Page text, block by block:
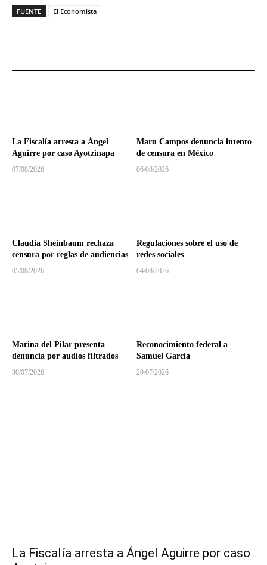
FUENTE El Economista
La Fiscalía arresta a Ángel
Aguirre por caso Ayotzinapa
07/08/2026
Maru Campos denuncia intento
de censura en México
06/08/2026
Claudia Sheinbaum rechaza
censura por reglas de audiencias
05/08/2026
Regulaciones sobre el uso de
redes sociales
04/08/2026
Marina del Pilar presenta
denuncia por audios filtrados
30/07/2026
Reconocimiento federal a
Samuel García
29/07/2026
La Fiscalía arresta a Ángel Aguirre por caso